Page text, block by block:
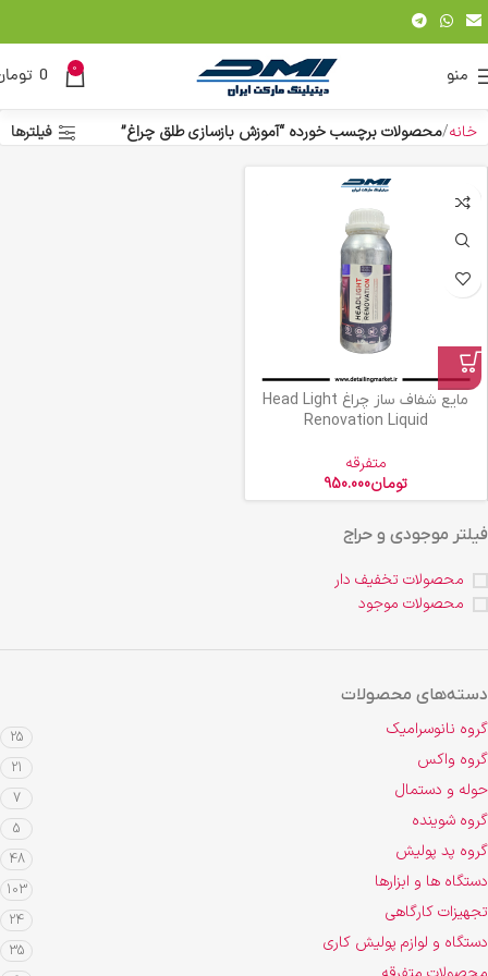
منو 0
0
فیلتر موجودی و حراج
محصولات تخفیف دار
محصولات موجود
دسته‌های محصولات
گروه نانوسرامیک 25
گروه واکس 21
حوله و دستمال 7
گروه شوینده 5
گروه پد پولیش 48
دستگاه ها و ابزارها 103
تجهیزات کارگاهی 24
دستگاه و لوازم پولیش کاری 35
خانه محصولات برچسب خورده “آموزش بازسازی طلق چراغ” فیلترها
مایع شفاف ساز چراغ Head Light
Renovation Liquid
متفرقه
تومان950.000